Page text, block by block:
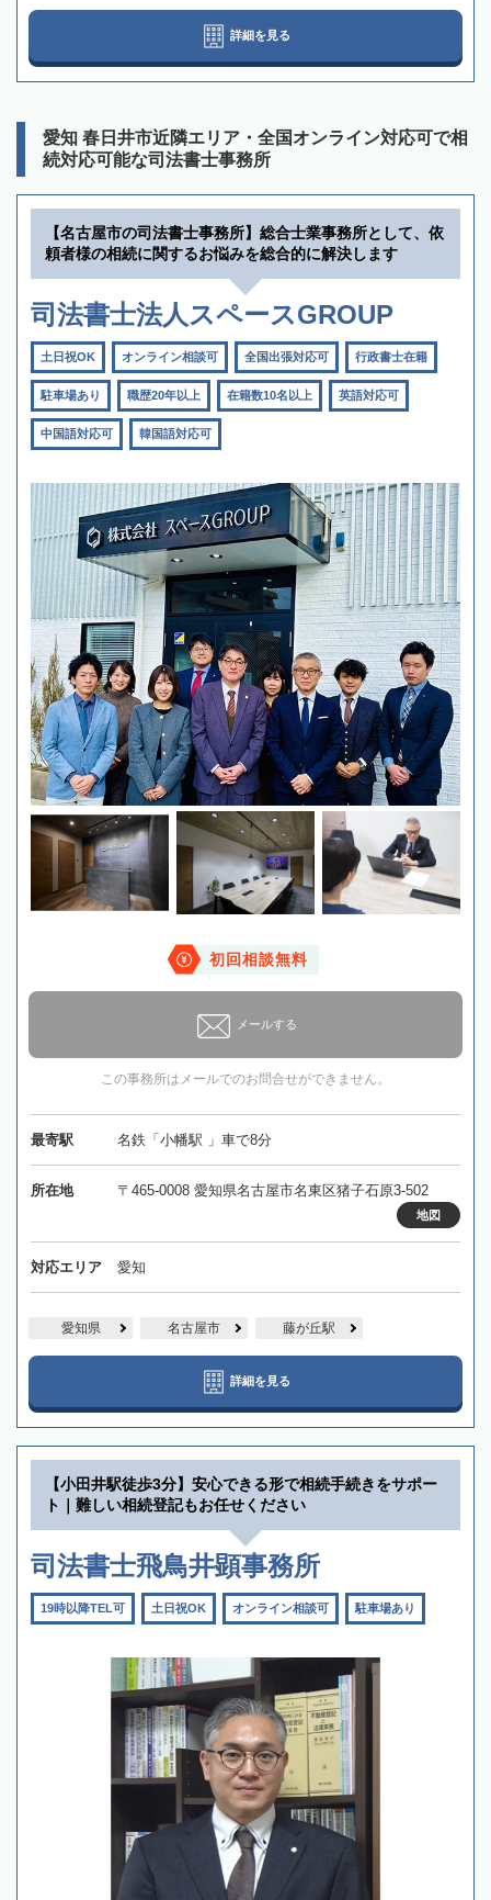
詳細を見る
愛知 春日井市近隣エリア・全国オンライン対応可で相
続対応可能な司法書士事務所
【名古屋市の司法書士事務所】総合士業事務所として、依
頼者様の相続に関するお悩みを総合的に解決します
司法書士法人スペースGROUP
土日祝OK オンライン相談可 全国出張対応可 行政書士在籍
駐車場あり 職歴20年以上 在籍数10名以上 英語対応可
中国語対応可 韓国語対応可
初回相談無料
メールする
この事務所はメールでのお問合せができません。
最寄駅 名鉄「小幡駅 」車で8分
所在地 〒465-0008 愛知県名古屋市名東区猪子石原3-502
地図
対応エリア 愛知
愛知県 名古屋市 藤が丘駅
詳細を見る
【小田井駅徒歩3分】安心できる形で相続手続きをサポー
ト｜難しい相続登記もお任せください
司法書士飛鳥井顕事務所
19時以降TEL可 土日祝OK オンライン相談可 駐車場あり